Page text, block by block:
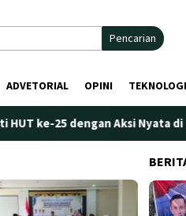
Pencarian
ADVETORIAL OPINI TEKNOLOGI
dengan Aksi Nyata di Pantai